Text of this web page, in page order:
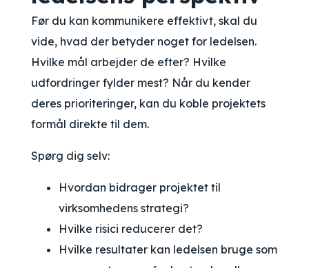
Før du kan kommunikere effektivt, skal du
vide, hvad der betyder noget for ledelsen.
Hvilke mål arbejder de efter? Hvilke
udfordringer fylder mest? Når du kender
deres prioriteringer, kan du koble projektets
formål direkte til dem.
Spørg dig selv:
Hvordan bidrager projektet til
virksomhedens strategi?
Hvilke risici reducerer det?
Hvilke resultater kan ledelsen bruge som